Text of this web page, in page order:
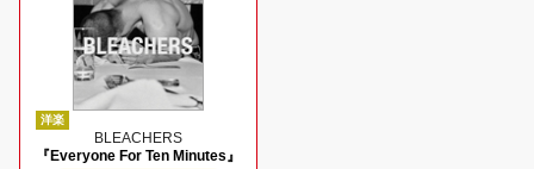
洋楽
BLEACHERS
『Everyone For Ten Minutes』